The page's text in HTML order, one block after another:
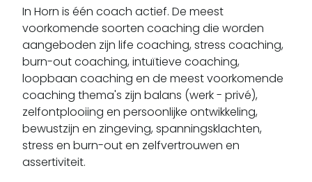
Epen
Evertsoord
Eygelshoven
Eys
Geleen
Gennep
Geulle
Geysteren
Grashoek
In Horn is één coach actief. De meest
voorkomende soorten coaching die worden
aangeboden zijn life coaching, stress coaching,
burn-out coaching, intuïtieve coaching,
loopbaan coaching en de meest voorkomende
coaching thema's zijn balans (werk - privé),
zelfontplooiing en persoonlijke ontwikkeling,
bewustzijn en zingeving, spanningsklachten,
stress en burn-out en zelfvertrouwen en
assertiviteit.